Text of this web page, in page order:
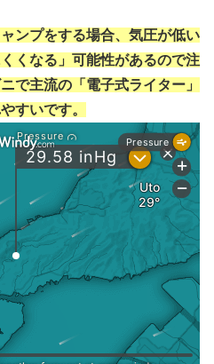
ンプをする場合、気圧が低い
くなる」可能性があるので注
で主流の「電子式ライター」
すいです。